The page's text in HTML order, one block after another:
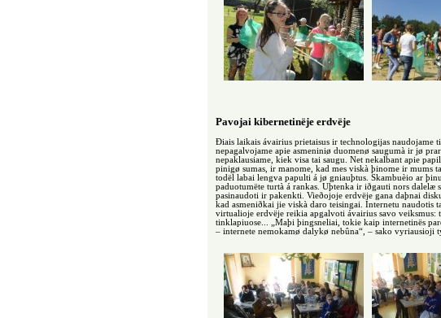
Pavojai kibernetinëje erdvëje
Ðiais laikais ávairius prietaisus ir technologijas naudojame
nepagalvojame apie asmeniniø duomenø saugumà ir jø
nepaklausiame, kiek visa tai saugu. Net nekalbant apie
pinigø sumas, ir manome, kad mes viskà þinome ir mums
todël labai lengva papulti á jø gniauþtus. Skambuèio ar
paduotumëte turtà á rankas. Uþtenka ir iðgauti nors dalelæ
pasinaudoti ir pakenkti. Vieðojoje erdvëje gana daþnai
kad asmeniðkai jie viskà daro teisingai. Internetu naudotis
virtualioje erdvëje reikia apgalvoti ávairius savo
tinklapiuose... „Maþi þingsneliai, tokie kaip internetinës
– internete nemokamø dalykø nebûna“, – sako vyriausioji